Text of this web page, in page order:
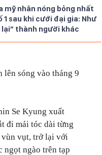
mỹ nhân nóng bỏng nhất
1 sau khi cưới đại gia: Như
thành người khác
lên sóng vào tháng 9
Se Kyung xuất
đi mái tóc dài từng
vùn vụt, trở lại với
ngọt ngào trên tạp